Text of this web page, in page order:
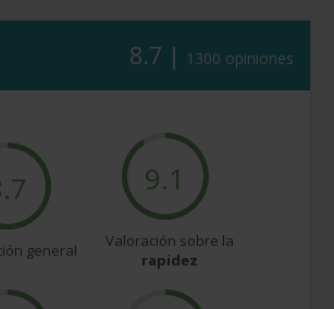
8.7 | 1300 opiniones
general
9.1
Valoración sobre la
rapidez